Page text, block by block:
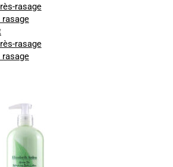
rasage
rasage
rasage
rasage